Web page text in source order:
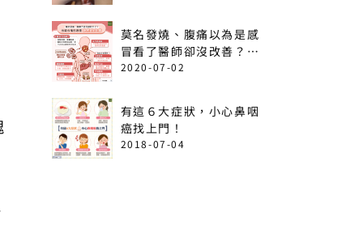
莫名發燒、腹痛以為是感
冒看了醫師卻沒改善？出
現這6情形恐是急性白血
2020-07-02
有這６大症狀，小心鼻咽
癌找上門！
2018-07-04